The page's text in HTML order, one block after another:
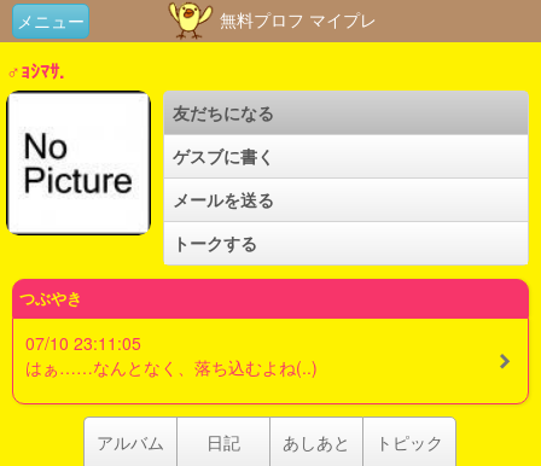
メニュー 無料プロフ マイプレ
♂ｮｼﾏｻ.
友だちになる
ゲスブに書く
メールを送る
トークする
つぶやき
07/10 23:11:05
はぁ……なんとなく、落ち込むよね(..)
アルバム 日記 あしあと トピック